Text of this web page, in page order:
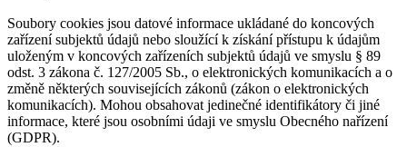
Soubory cookies jsou datové informace ukládané do koncových
zařízení subjektů údajů nebo sloužící k získání přístupu k údajům
uloženým v koncových zařízeních subjektů údajů ve smyslu § 89
odst. 3 zákona č. 127/2005 Sb., o elektronických komunikacích a o
změně některých souvisejících zákonů (zákon o elektronických
komunikacích). Mohou obsahovat jedinečné identifikátory či jiné
informace, které jsou osobními údaji ve smyslu Obecného nařízení
(GDPR).